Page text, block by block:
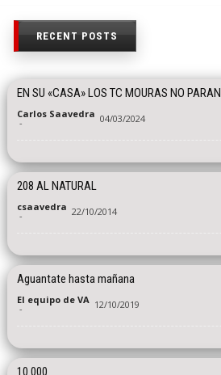
RECENT POSTS
EN SU «CASA» LOS TC MOURAS NO PARAN
Carlos Saavedra
- 04/03/2024
208 AL NATURAL
csaavedra
- 22/10/2014
Aguantate hasta mañana
El equipo de VA
- 12/10/2019
10.000